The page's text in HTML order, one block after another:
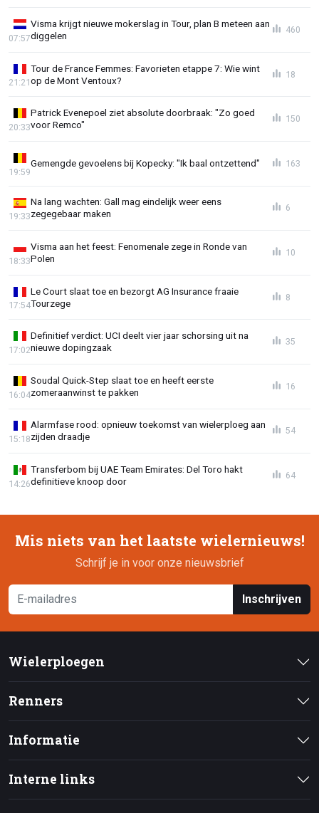
Visma krijgt nieuwe mokerslag in Tour, plan B meteen aan
diggelen
07:57
460
Tour de France Femmes: Favorieten etappe 7: Wie wint
op de Mont Ventoux?
21:21
18
Patrick Evenepoel ziet absolute doorbraak: "Zo goed
voor Remco"
20:33
150
Gemengde gevoelens bij Kopecky: "Ik baal ontzettend"
19:59
163
Na lang wachten: Gall mag eindelijk weer eens
zegegebaar maken
19:33
6
Visma aan het feest: Fenomenale zege in Ronde van
Polen
18:33
10
Le Court slaat toe en bezorgt AG Insurance fraaie
Tourzege
17:54
8
Definitief verdict: UCI deelt vier jaar schorsing uit na
nieuwe dopingzaak
17:02
35
Soudal Quick-Step slaat toe en heeft eerste
zomeraanwinst te pakken
16:04
16
Alarmfase rood: opnieuw toekomst van wielerploeg aan
zijden draadje
15:18
54
Transferbom bij UAE Team Emirates: Del Toro hakt
definitieve knoop door
14:26
64
Mis niets van het laatste wielernieuws!
Schrijf je in voor onze nieuwsbrief
Inschrijven
Wielerploegen
Renners
Informatie
Interne links